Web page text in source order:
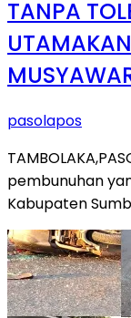
TANPA
pasolapos
pembunuhan
Kabupaten